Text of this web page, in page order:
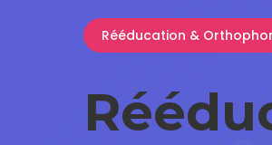
Rééducation &